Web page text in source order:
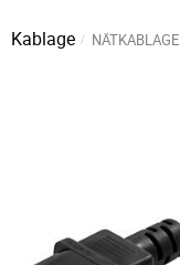
Kablage NÄTKABLAGE